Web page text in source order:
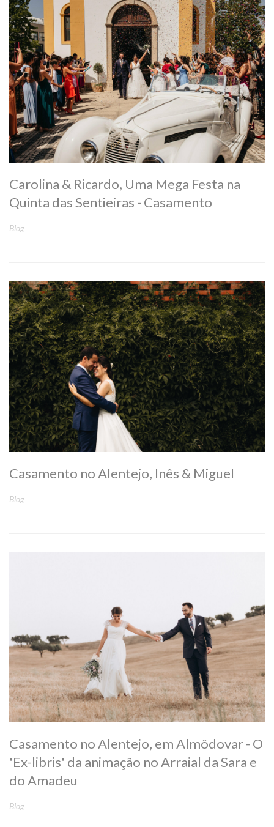
Carolina & Ricardo, Uma Mega Festa na
Quinta das Sentieiras - Casamento
Blog
Casamento no Alentejo, Inês & Miguel
Blog
Casamento no Alentejo, em Almôdovar - O
'Ex-libris' da animação no Arraial da Sara e
do Amadeu
Blog